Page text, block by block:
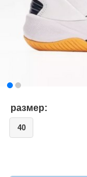
размер:
40